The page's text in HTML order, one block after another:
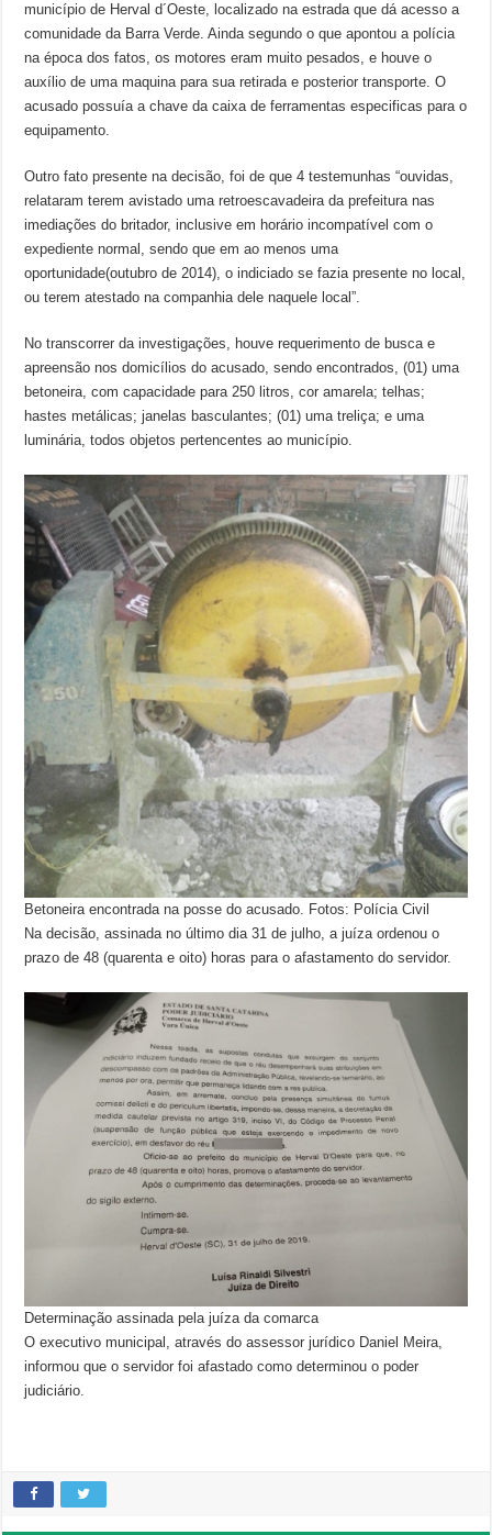
município de Herval d´Oeste, localizado na estrada que dá acesso a
comunidade da Barra Verde. Ainda segundo o que apontou a polícia
na época dos fatos, os motores eram muito pesados, e houve o
auxílio de uma maquina para sua retirada e posterior transporte. O
acusado possuía a chave da caixa de ferramentas especificas para o
equipamento.
Outro fato presente na decisão, foi de que 4 testemunhas “ouvidas,
relataram terem avistado uma retroescavadeira da prefeitura nas
imediações do britador, inclusive em horário incompatível com o
expediente normal, sendo que em ao menos uma
oportunidade(outubro de 2014), o indiciado se fazia presente no local,
ou terem atestado na companhia dele naquele local”.
No transcorrer da investigações, houve requerimento de busca e
apreensão nos domicílios do acusado, sendo encontrados, (01) uma
betoneira, com capacidade para 250 litros, cor amarela; telhas;
hastes metálicas; janelas basculantes; (01) uma treliça; e uma
luminária, todos objetos pertencentes ao município.
Betoneira encontrada na posse do acusado. Fotos: Polícia Civil
Na decisão, assinada no último dia 31 de julho, a juíza ordenou o
prazo de 48 (quarenta e oito) horas para o afastamento do servidor.
Determinação assinada pela juíza da comarca
O executivo municipal, através do assessor jurídico Daniel Meira,
informou que o servidor foi afastado como determinou o poder
judiciário.